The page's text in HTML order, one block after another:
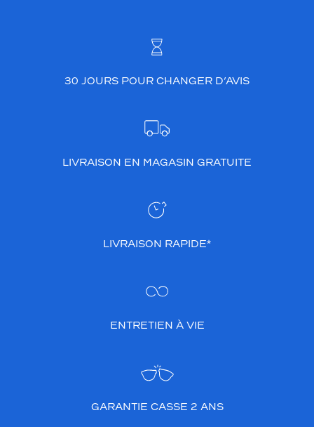
30 JOURS POUR CHANGER D’AVIS
LIVRAISON EN MAGASIN GRATUITE
LIVRAISON RAPIDE*
ENTRETIEN À VIE
GARANTIE CASSE 2 ANS